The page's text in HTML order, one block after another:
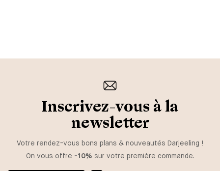
Inscrivez-vous à la
newsletter
Votre rendez-vous bons plans & nouveautés Darjeeling !
On vous offre -10% sur votre première commande.